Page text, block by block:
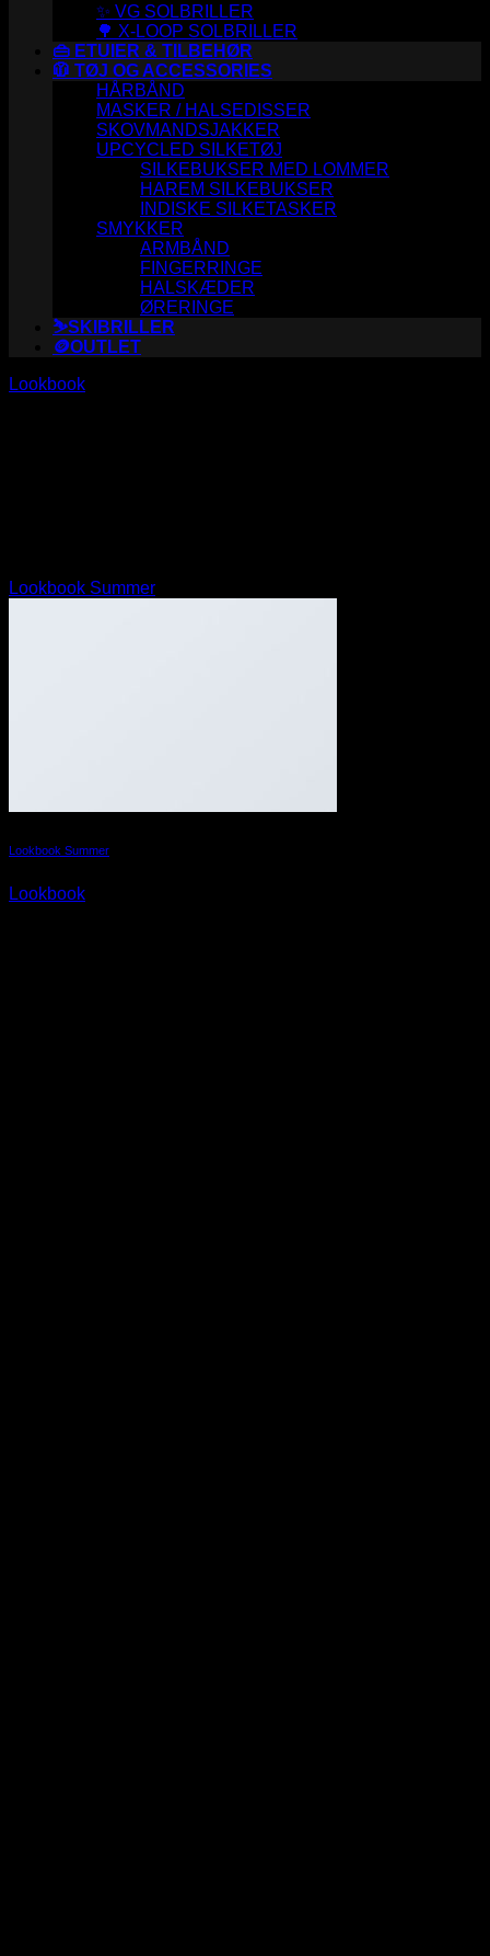
✨ VG SOLBRILLER
🌳 X-LOOP SOLBRILLER
👜 ETUIER & TILBEHØR
🧥 TØJ OG ACCESSORIES
HÅRBÅND
MASKER / HALSEDISSER
SKOVMANDSJAKKER
UPCYCLED SILKETØJ
SILKEBUKSER MED LOMMER
HAREM SILKEBUKSER
INDISKE SILKETASKER
SMYKKER
ARMBÅND
FINGERRINGE
HALSKÆDER
ØRERINGE
⛷️SKIBRILLER
🪙OUTLET
Lookbook
Lookbook Summer
Lookbook Summer
Lookbook